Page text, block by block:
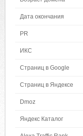
Дата окончания
PR
ИКС
Страниц в Google
Страниц в Яндексе
Dmoz
Яндекс Каталог